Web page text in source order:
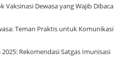
Vaksinasi Dewasa yang Wajib Dibaca
Teman Praktis untuk Komunikasi
Rekomendasi Satgas Imunisasi